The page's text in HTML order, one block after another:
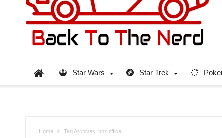
Star Wars Star Trek
Home Tag Archives: box office